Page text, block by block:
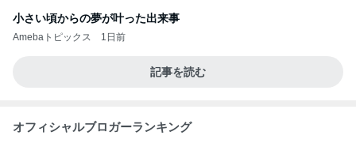
小さい頃からの夢が叶った出来事
Amebaトピックス 1日前
記事を読む
オフィシャルブロガーランキング